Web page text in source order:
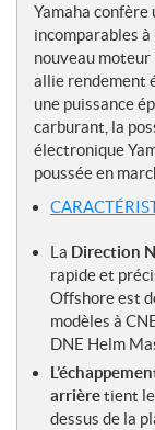
e
s
Yamaha confère
incomparables
nouveau moteur
allie rendement
une puissance
carburant, la
électronique
poussée en
La Direction
rapide et
Offshore est
modèles à
DNE Helm
arrièretient
dessus de la